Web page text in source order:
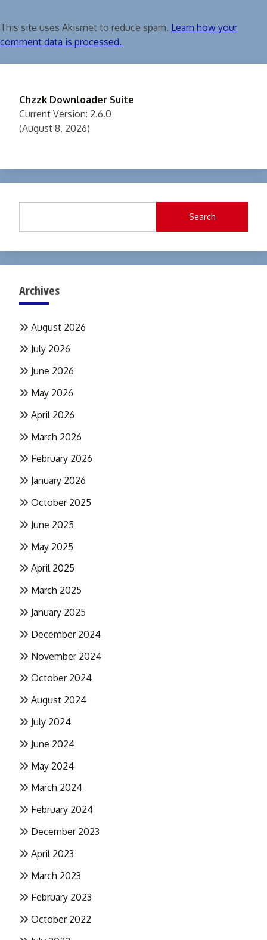
This site uses Akismet to reduce spam. Learn how your
comment data is processed.
Chzzk Downloader Suite
Current Version: 2.6.0
(August 8, 2026)
Search
Archives
August 2026
July 2026
June 2026
May 2026
April 2026
March 2026
February 2026
January 2026
October 2025
June 2025
May 2025
April 2025
March 2025
January 2025
December 2024
November 2024
October 2024
August 2024
July 2024
June 2024
May 2024
March 2024
February 2024
December 2023
April 2023
March 2023
February 2023
October 2022